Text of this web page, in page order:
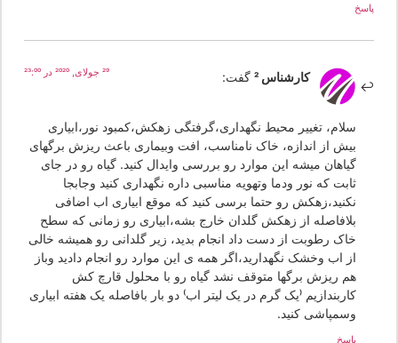
کارشناس 2 گفت:
سلام، تغییر محیط نگهداری،گرفتگی زهکش،کمبود نور،ابیاری
بیش از اندازه، خاک نامناسب، افت وبیماری باعث ریزش برگهای
گیاهان میشه این موارد رو بررسی وایدال کنید. گیاه رو در جای
ثابت که نور ودما وتهویه مناسبی داره نگهداری کنید وجابجا
نکنید،زهکش رو حتما برسی کنید که موقع ابیاری اب اضافی
بلافاصله از زهکش گلدان خارج بشه،ابیاری رو زمانی که سطح
خاک رطوبت از دست داد انجام بدید، زیر گلدانی رو همیشه خالی
از اب وخشک نگهدارید،اگر همه ی این موارد رو انجام دادید وباز
هم ریزش برگها متوقف نشد گیاه رو با محلول قارچ کش
کاربندازیم (یک گرم در یک لیتر اب) دو بار بافاصله یک هفته ابیاری
وسمپاشی کنید.